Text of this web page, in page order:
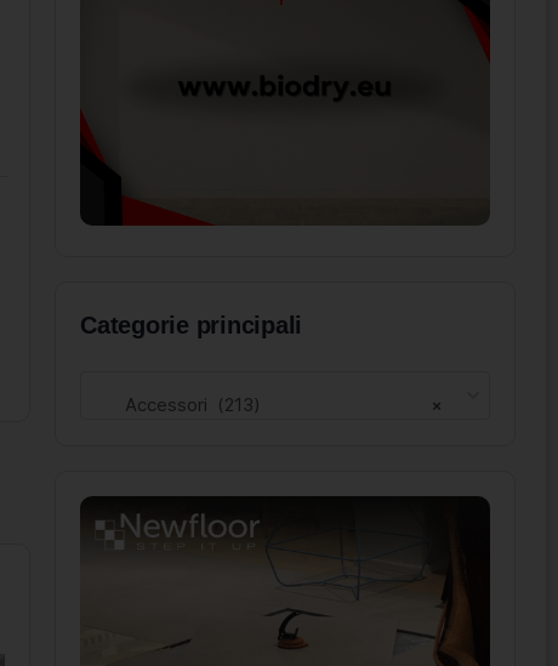
Categorie principali
×
Accessori (213)